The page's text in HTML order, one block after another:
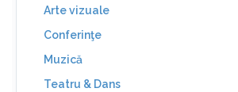
Arte vizuale
Conferinţe
Muzică
Teatru & Dans